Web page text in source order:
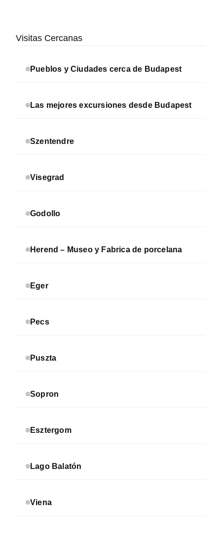
Visitas Cercanas
Pueblos y Ciudades cerca de Budapest
Las mejores excursiones desde Budapest
Szentendre
Visegrad
Godollo
Herend – Museo y Fabrica de porcelana
Eger
Pecs
Puszta
Sopron
Esztergom
Lago Balatón
Viena